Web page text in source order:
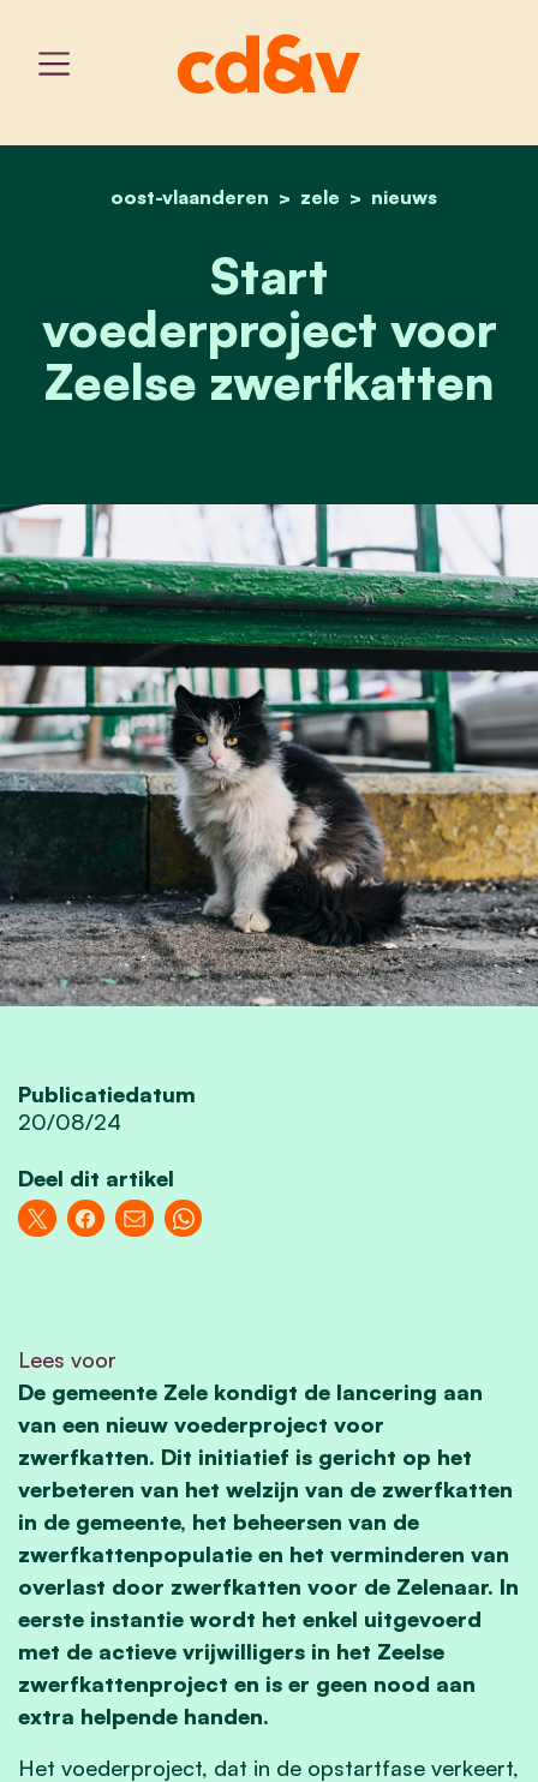
home
oost-vlaanderen zele nieuws
start voederproject
Start
voederproject voor
Zeelse zwerfkatten
Publicatiedatum
20/08/24
Deel dit artikel
Lees voor
De gemeente Zele kondigt de lancering aan
van een nieuw voederproject voor
zwerfkatten. Dit initiatief is gericht op het
verbeteren van het welzijn van de zwerfkatten
in de gemeente, het beheersen van de
zwerfkattenpopulatie en het verminderen van
overlast door zwerfkatten voor de Zelenaar. In
eerste instantie wordt het enkel uitgevoerd
met de actieve vrijwilligers in het Zeelse
zwerfkattenproject en is er geen nood aan
extra helpende handen.
Het voederproject, dat in de opstartfase verkeert,